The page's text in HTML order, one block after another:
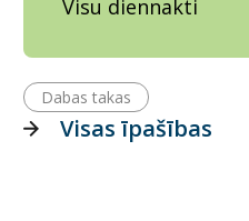
Visu diennakti
Dabas takas
Visas īpašības